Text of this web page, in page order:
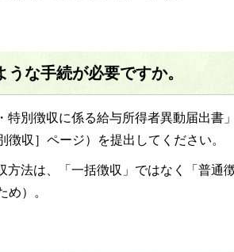
な手続が必要ですか。
特別徴収に係る給与所得者異動届出書
徴収］ページ）を提出してください。
方法は、「一括徴収」ではなく「普通
）。